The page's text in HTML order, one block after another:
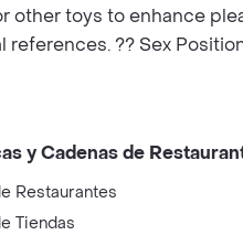
other toys to enhance
references. ?? Sex
y Cadenas de
Restaurantes
Tiendas